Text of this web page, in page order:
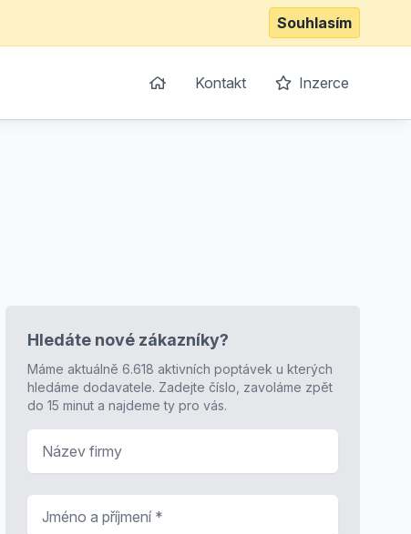
Souhlasím
Kontakt Inzerce
Hledáte nové zákazníky?
Máme aktuálně 6.618 aktivních poptávek u kterých
hledáme dodavatele. Zadejte číslo, zavoláme zpět
do 15 minut a najdeme ty pro vás.